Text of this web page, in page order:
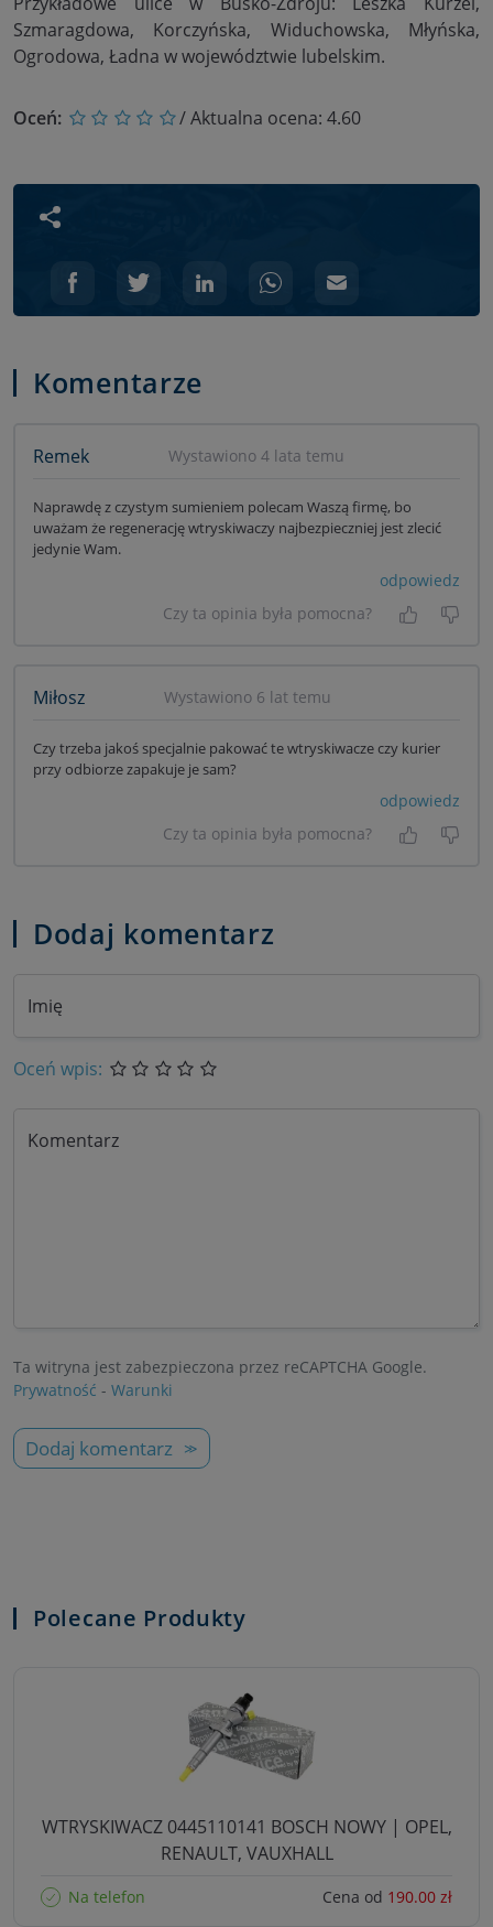
Szmaragdowa, Korczyńska, Widuchowska, Młyńska,
Ogrodowa, Ładna w województwie lubelskim.
Oceń: / Aktualna ocena: 4.60
Komentarze
Remek Wystawiono 4 lata temu
Naprawdę z czystym sumieniem polecam Waszą firmę, bo
uważam że regenerację wtryskiwaczy najbezpieczniej jest zlecić
jedynie Wam.
odpowiedz
Czy ta opinia była pomocna?
Tak, była
Nie
Miłosz Wystawiono 6 lat temu
Czy trzeba jakoś specjalnie pakować te wtryskiwacze czy kurier
przy odbiorze zapakuje je sam?
odpowiedz
Czy ta opinia była pomocna?
Tak, była
Nie
Dodaj komentarz
Imię
Oceń wpis:
Komentarz
Ta witryna jest zabezpieczona przez reCAPTCHA Google.
Prywatność - Warunki
Dodaj komentarz
Polecane Produkty
WTRYSKIWACZ 0445110141 BOSCH NOWY | OPEL,
RENAULT, VAUXHALL
Na telefon Cena od 190.00 zł